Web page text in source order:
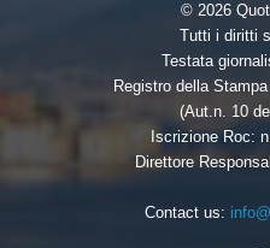
© 2026
Tutti i diritti
Testata
Registro della
(Aut.n. 10
Iscrizione Roc:
Direttore
Contact us: